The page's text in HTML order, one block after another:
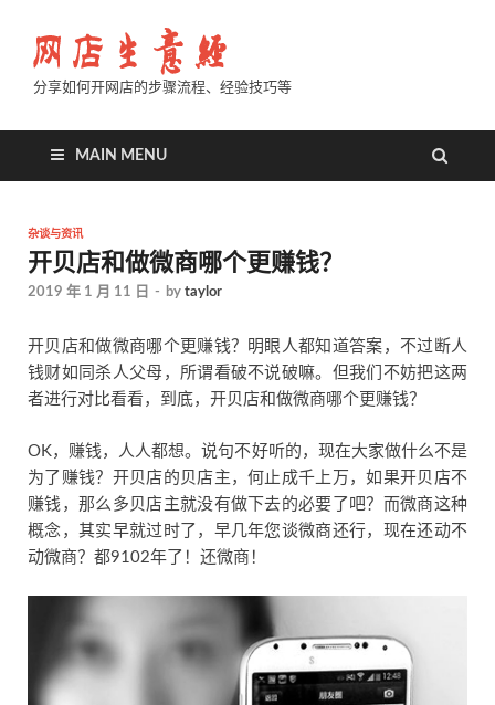
分享如何开网店的步骤流程、经验技巧等
MAIN MENU
杂谈与资讯
开贝店和做微商哪个更赚钱？
2019 年 1 月 11 日 - by taylor
开贝店和做微商哪个更赚钱？明眼人都知道答案，不过断人
钱财如同杀人父母，所谓看破不说破嘛。但我们不妨把这两
者进行对比看看，到底，开贝店和做微商哪个更赚钱？
OK，赚钱，人人都想。说句不好听的，现在大家做什么不是
为了赚钱？开贝店的贝店主，何止成千上万，如果开贝店不
赚钱，那么多贝店主就没有做下去的必要了吧？而微商这种
概念，其实早就过时了，早几年您谈微商还行，现在还动不
动微商？都9102年了！还微商！